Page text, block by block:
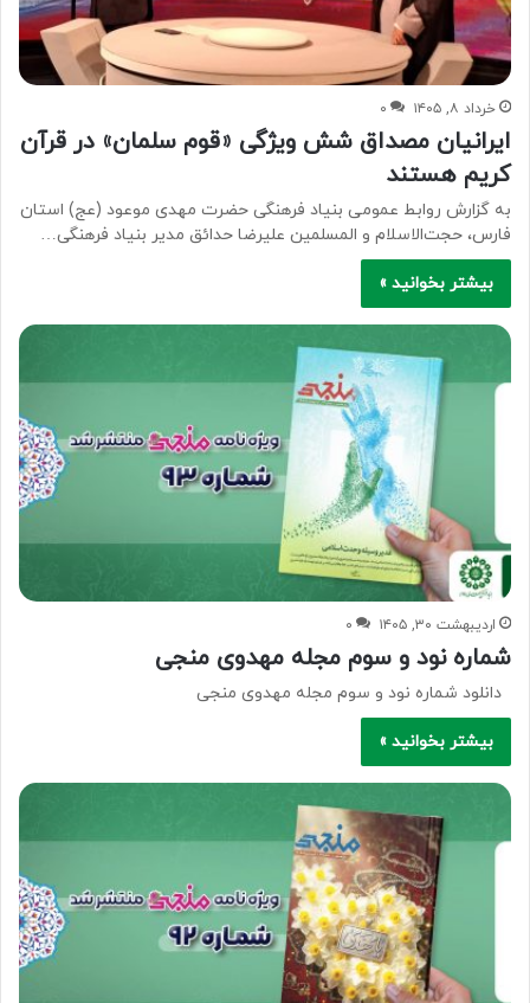
خرداد ۸, ۱۴۰۵ ۰
ایرانیان مصداق شش ویژگی «قوم سلمان» در قرآن
کریم هستند
به گزارش روابط عمومی بنیاد فرهنگی حضرت مهدی موعود (عج) استان
فارس، حجت‌الاسلام و المسلمین علیرضا حدائق مدیر بنیاد فرهنگی…
بیشتر بخوانید »
اردیبهشت ۳۰, ۱۴۰۵ ۰
شماره نود و سوم مجله مهدوی منجی
دانلود شماره نود و سوم مجله مهدوی منجی
بیشتر بخوانید »